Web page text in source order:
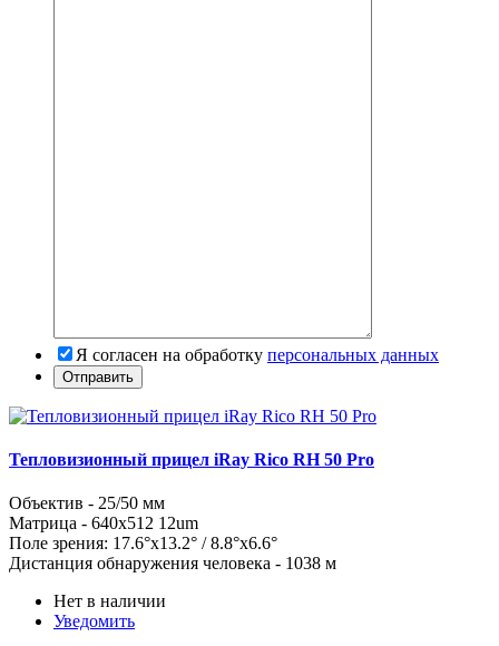
Я согласен на обработку персональных данных
Тепловизионный прицел iRay Rico RH 50 Pro
Объектив - 25/50 мм
Матрица - 640x512 12um
Поле зрения: 17.6°x13.2° / 8.8°x6.6°
Дистанция обнаружения человека - 1038 м
Нет в наличии
Уведомить